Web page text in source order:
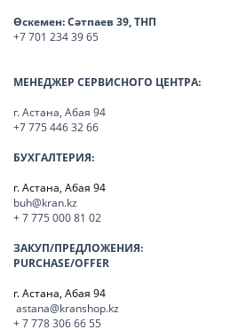
Өскемен:Сәтпаев 39, ТНП
+7 701 234 39 65
МЕНЕДЖЕР СЕРВИСНОГО ЦЕНТРА:
г. Астана, Абая 94
+7 775 446 32 66
БУХГАЛТЕРИЯ:
г. Астана, Абая 94
buh@kran.kz
+ 7 775 000 81 02
ЗАКУП/ПРЕДЛОЖЕНИЯ:
PURCHASE/OFFER
г. Астана, Абая 94
astana@kranshop.kz
+ 7 778 306 66 55